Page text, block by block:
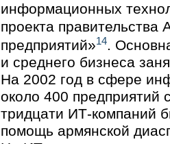
информационных
проекта
предприятий»14.
и среднего бизнеса
На 2002 год в сфере
около 400 предприятий
тридцати ИТ-компаний
помощь армянской